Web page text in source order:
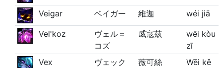
Veigar ベイガー 維迦 wéi jiā
Vel'koz
ヴェル＝
コズ
威寇茲
wēi kòu
zī
Vex
ヴェック
薇可絲
Wēi kě